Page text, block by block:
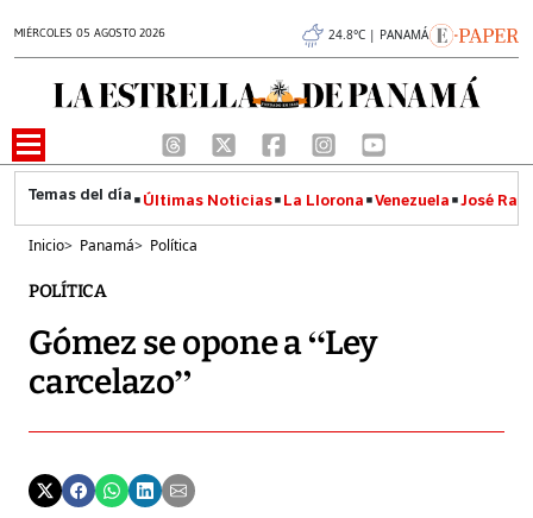
MIÉRCOLES 05 AGOSTO 2026 24.8°C | PANAMÁ
Últimas Noticias La Llorona Venezuela José
Inicio> Panamá> Política
POLÍTICA
Gómez se opone a “Ley
carcelazo”